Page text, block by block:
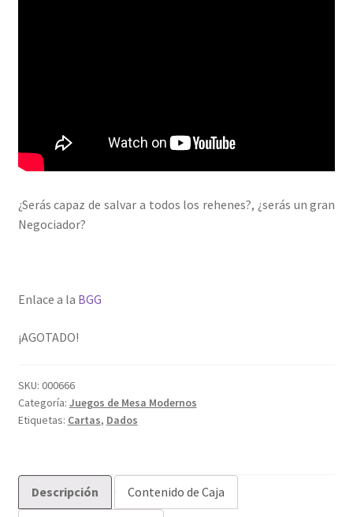
¿Serás capaz de salvar a todos los rehenes?, ¿serás un gran
Negociador?
Enlace a la BGG
¡AGOTADO!
SKU: 000666
Categoría: Juegos de Mesa Modernos
Etiquetas: Cartas, Dados
Descripción Contenido de Caja